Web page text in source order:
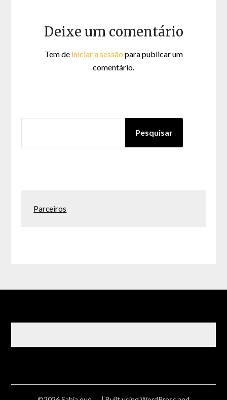
Deixe um comentário
Tem de iniciar a sessão para publicar um
comentário.
Pesquisar
Parceiros